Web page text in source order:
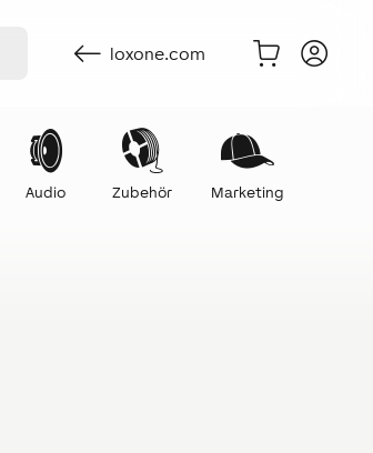
loxone.com
Audio Zubehör Marketing